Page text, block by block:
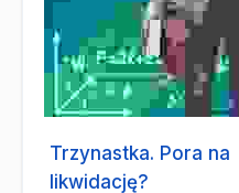
Trzynastka. Pora na
likwidację?